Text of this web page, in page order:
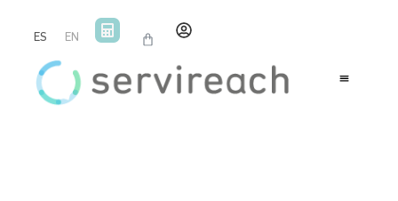
ES EN